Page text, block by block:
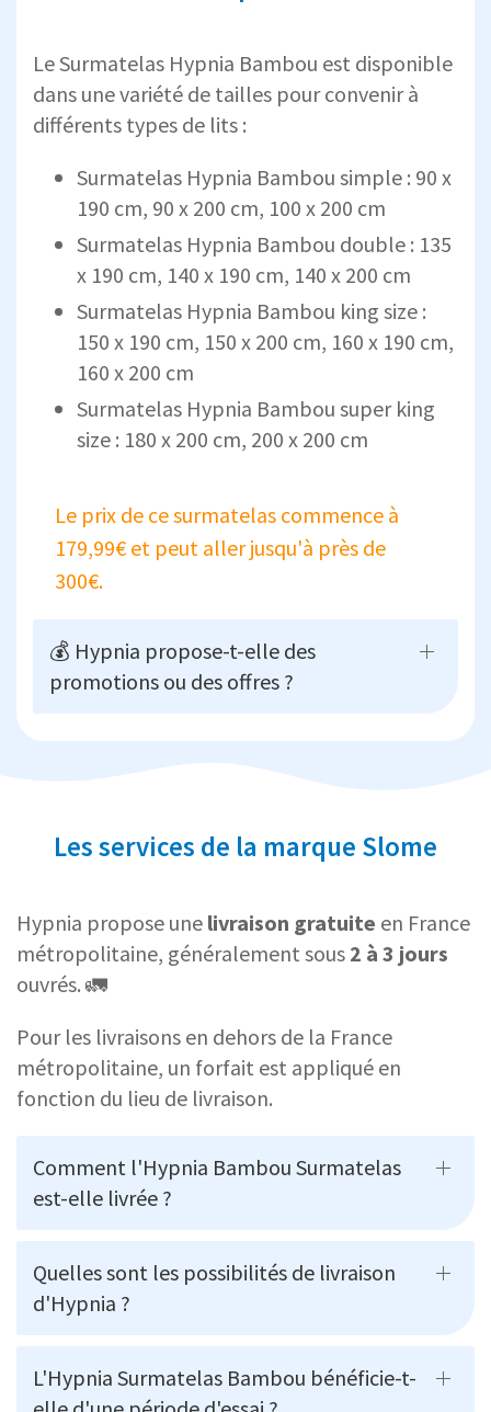
Le Surmatelas Hypnia Bambou est disponible
dans une variété de tailles pour convenir à
différents types de lits :
Surmatelas Hypnia Bambou simple : 90 x
190 cm, 90 x 200 cm, 100 x 200 cm
Surmatelas Hypnia Bambou double : 135
x 190 cm, 140 x 190 cm, 140 x 200 cm
Surmatelas Hypnia Bambou king size :
150 x 190 cm, 150 x 200 cm, 160 x 190 cm,
160 x 200 cm
Surmatelas Hypnia Bambou super king
size : 180 x 200 cm, 200 x 200 cm
Le prix de ce surmatelas commence à
179,99€ et peut aller jusqu'à près de
300€.
💰 Hypnia propose-t-elle des
promotions ou des offres ?
Les services de la marque Slome
Hypnia propose une livraison gratuite en France
métropolitaine, généralement sous 2 à 3 jours
ouvrés. 🚛
Pour les livraisons en dehors de la France
métropolitaine, un forfait est appliqué en
fonction du lieu de livraison.
Comment l'Hypnia Bambou Surmatelas
est-elle livrée ?
Quelles sont les possibilités de livraison
d'Hypnia ?
L'Hypnia Surmatelas Bambou bénéficie-t-